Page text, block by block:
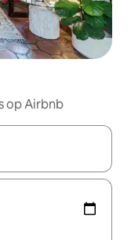
op Airbnb
maak je een keuze